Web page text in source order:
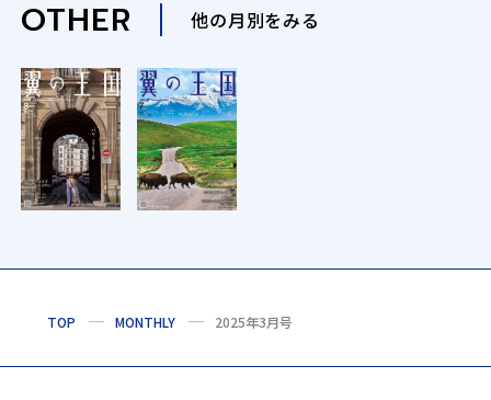
他の月別をみる
OTHER
TOP MONTHLY 2025年3月号